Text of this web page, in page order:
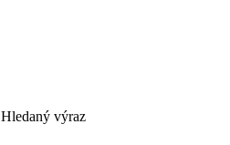
Hledaný výraz